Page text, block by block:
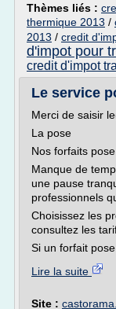
Thèmes liés :
thermique 2013 /
2013 / credit
d'impot pour
credit d'impot
Le service
Merci de saisir
La pose
Nos forfaits pose
Manque de
une pause
professionnels
Choisissez les
consultez les
Si un forfait pose
Lire la suite
Site :